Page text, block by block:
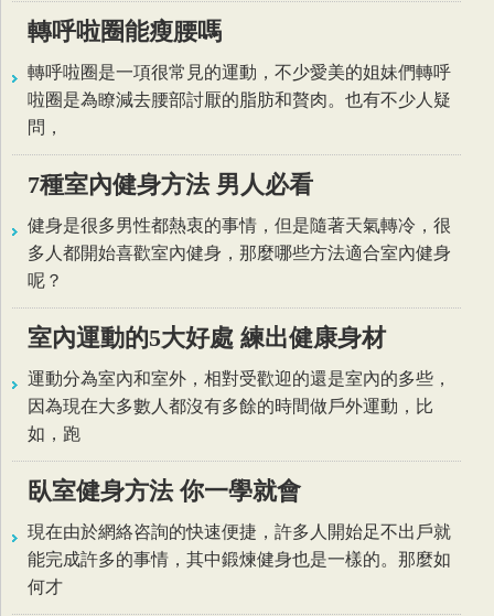
轉呼啦圈能瘦腰嗎
轉呼啦圈是一項很常見的運動，不少愛美的姐妹們轉呼
啦圈是為瞭減去腰部討厭的脂肪和贅肉。也有不少人疑
問，
7種室內健身方法 男人必看
健身是很多男性都熱衷的事情，但是隨著天氣轉冷，很
多人都開始喜歡室內健身，那麼哪些方法適合室內健身
呢？
室內運動的5大好處 練出健康身材
運動分為室內和室外，相對受歡迎的還是室內的多些，
因為現在大多數人都沒有多餘的時間做戶外運動，比
如，跑
臥室健身方法 你一學就會
現在由於網絡咨詢的快速便捷，許多人開始足不出戶就
能完成許多的事情，其中鍛煉健身也是一樣的。那麼如
何才